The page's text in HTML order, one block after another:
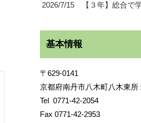
2026/7/15 【３年】総合で
基本情報
〒629-0141
京都府南丹市八木町八木東所
Tel 0771-42-2054
Fax 0771-42-2953